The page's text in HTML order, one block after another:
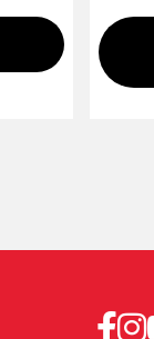
ratings